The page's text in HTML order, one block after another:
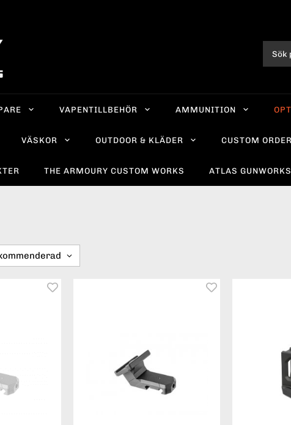
VAPENTILLBEHÖR AMMUNITION
VÄSKOR OUTDOOR & KLÄDER CUSTOM
THE ARMOURY CUSTOM WORKS ATLAS GUNWORKS